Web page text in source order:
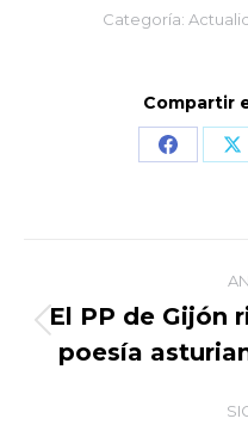
Categoría:
Compartir
Share
entre
El PP de Gijón
poesía